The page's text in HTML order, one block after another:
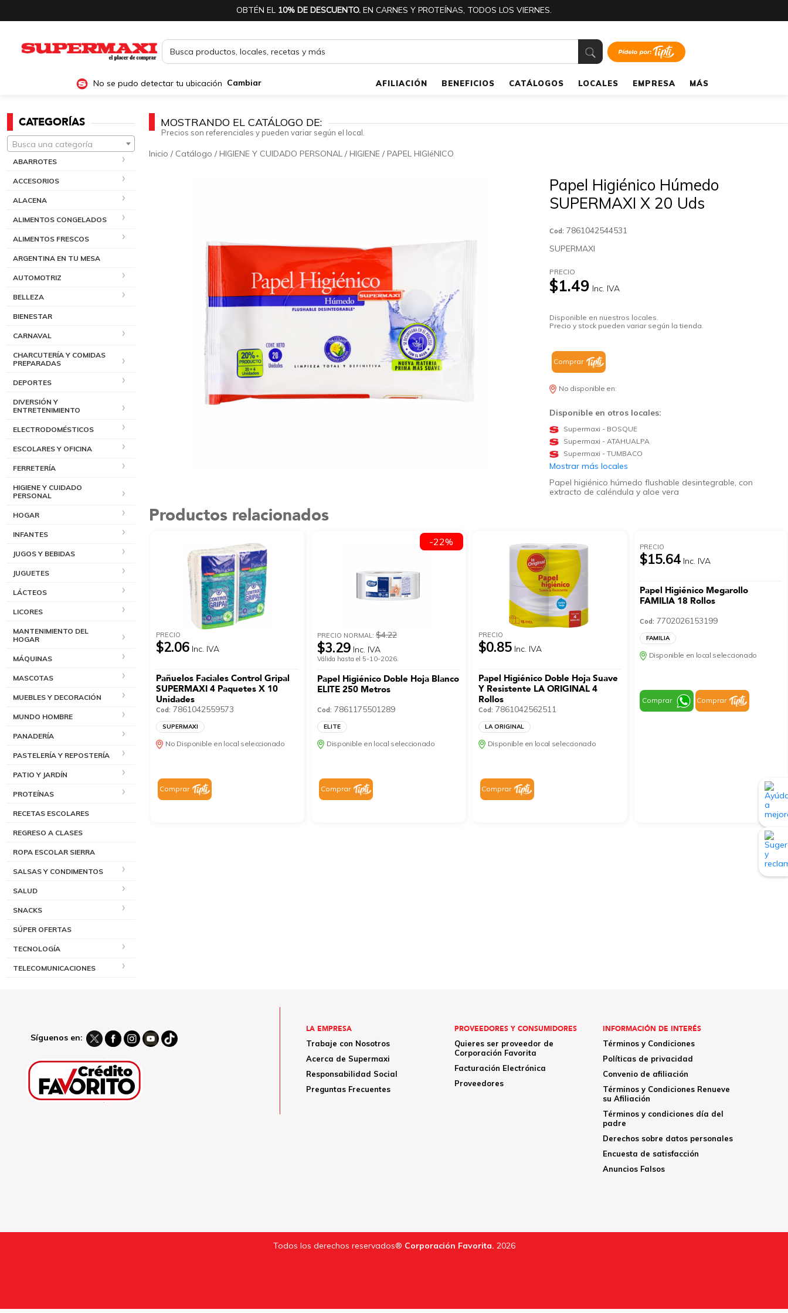
OBTÉN EL 10% DE DESCUENTO. EN CARNES Y PROTEÍNAS, TODOS LOS VIERNES.
No se pudo detectar tu ubicación Cambiar AFILIACIÓN BENEFICIOS CATÁLOGOS LOCALES EMPRESA MÁS
CATEGORÍAS
Busca una categoría
ABARROTES
ACCESORIOS
ALACENA
ALIMENTOS CONGELADOS
ALIMENTOS FRESCOS
ARGENTINA EN TU MESA
AUTOMOTRIZ
BELLEZA
BIENESTAR
CARNAVAL
CHARCUTERÍA Y COMIDAS
PREPARADAS
DEPORTES
DIVERSIÓN Y
ENTRETENIMIENTO
ELECTRODOMÉSTICOS
ESCOLARES Y OFICINA
FERRETERÍA
HIGIENE Y CUIDADO
PERSONAL
HOGAR
INFANTES
JUGOS Y BEBIDAS
JUGUETES
LÁCTEOS
LICORES
MANTENIMIENTO DEL
HOGAR
MÁQUINAS
MASCOTAS
MUEBLES Y DECORACIÓN
MUNDO HOMBRE
PANADERÍA
PASTELERÍA Y REPOSTERÍA
PATIO Y JARDÍN
PROTEÍNAS
RECETAS ESCOLARES
REGRESO A CLASES
ROPA ESCOLAR SIERRA
SALSAS Y CONDIMENTOS
SALUD
SNACKS
SÚPER OFERTAS
TECNOLOGÍA
TELECOMUNICACIONES
MOSTRANDO EL CATÁLOGO DE:
Precios son referenciales y pueden variar según el local.
Inicio / Catálogo / HIGIENE Y CUIDADO PERSONAL / HIGIENE / PAPEL HIGIéNICO
Papel Higiénico Húmedo
SUPERMAXI X 20 Uds
Cod: 7861042544531
SUPERMAXI
PRECIO
$1.49 Inc. IVA
Disponible en nuestros locales.
Precio y stock pueden variar según la tienda.
Comprar
No disponible en:
Disponible en otros locales:
Supermaxi - BOSQUE
Supermaxi - ATAHUALPA
Supermaxi - TUMBACO
Mostrar más locales
Papel higiénico húmedo flushable desintegrable, con
extracto de caléndula y aloe vera
Productos relacionados
PRECIO
$2.06 Inc. IVA
Pañuelos Faciales Control Gripal
SUPERMAXI 4 Paquetes X 10
Unidades
Cod: 7861042559573
SUPERMAXI
No Disponible en local seleccionado
Comprar
PRECIO NORMAL:$4.22
$3.29 Inc. IVA
Válida hasta el 5-10-2026.
Papel Higiénico Doble Hoja Blanco
ELITE 250 Metros
Cod: 7861175501289
ELITE
Disponible en local seleccionado
Comprar
-22%
PRECIO
$0.85 Inc. IVA
Papel Higiénico Doble Hoja Suave
Y Resistente LA ORIGINAL 4
Rollos
Cod: 7861042562511
LA ORIGINAL
Disponible en local seleccionado
Comprar
PRECIO
$15.64 Inc. IVA
Papel Higiénico Megarollo
FAMILIA 18 Rollos
Cod: 7702026153199
FAMILIA
Disponible en local seleccionado
Comprar Comprar
Síguenos en:
LA EMPRESA
Trabaje con Nosotros
Acerca de Supermaxi
Responsabilidad Social
Preguntas Frecuentes
PROVEEDORES Y CONSUMIDORES
Quieres ser proveedor de
Corporación Favorita
Facturación Electrónica
Proveedores
INFORMACIÓN DE INTERÉS
Términos y Condiciones
Políticas de privacidad
Convenio de afiliación
Términos y Condiciones Renueve
su Afiliación
Términos y condiciones día del
padre
Derechos sobre datos personales
Encuesta de satisfacción
Anuncios Falsos
Todos los derechos reservados® Corporación Favorita. 2026